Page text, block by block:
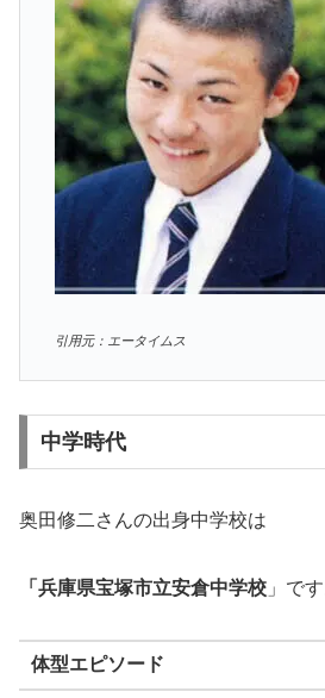
引用元：エータイムス
中学時代
奥田修二さんの出身中学校は
「兵庫県宝塚市立安倉中学校 」です
体型エピソード